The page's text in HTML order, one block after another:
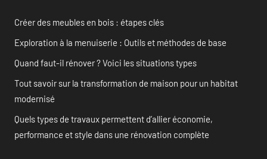
Créer des meubles en bois : étapes clés
Exploration à la menuiserie : Outils et méthodes de base
Quand faut-il rénover ? Voici les situations types
Tout savoir sur la transformation de maison pour un habitat
modernisé
Quels types de travaux permettent d’allier économie,
performance et style dans une rénovation complète